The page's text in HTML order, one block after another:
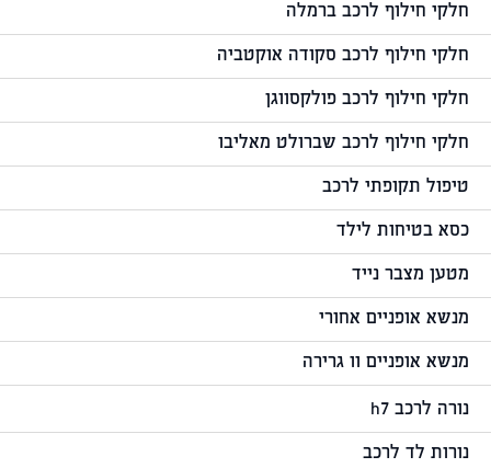
חלקי חילוף לרכב ברמלה
חלקי חילוף לרכב סקודה אוקטביה
חלקי חילוף לרכב פולקסווגן
חלקי חילוף לרכב שברולט מאליבו
טיפול תקופתי לרכב
כסא בטיחות לילד
מטען מצבר נייד
מנשא אופניים אחורי
מנשא אופניים וו גרירה
נורה לרכב h7
נורות לד לרכב